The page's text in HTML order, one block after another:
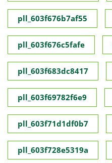
pll_603f676b7af55
pll_603f676c5fafe
pll_603f683dc8417
pll_603f69782f6e9
pll_603f71d1df0b7
pll_603f728e5319a